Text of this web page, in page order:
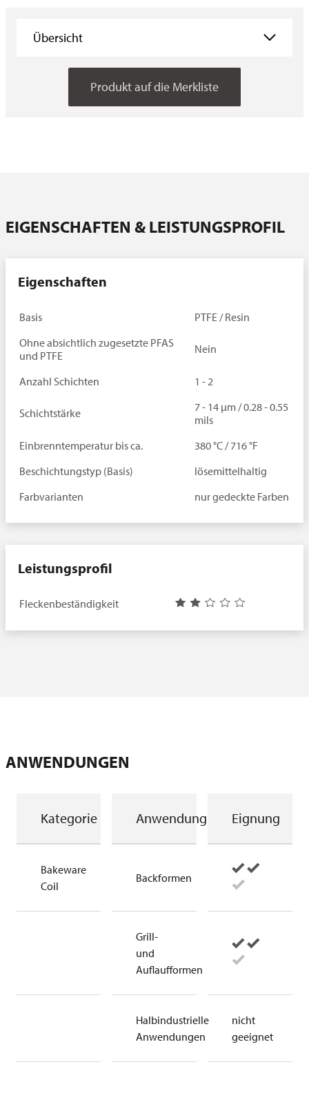
Übersicht
EigenschaftenProdukt auf die Merkliste
EIGENSCHAFTEN & LEISTUNGSPROFIL
Eigenschaften
Basis
PTFE / Resin
Ohne absichtlich zugesetzte PFAS
und PTFE
Nein
Anzahl Schichten 1 - 2
Schichtstärke
7 - 14 µm / 0.28 - 0.55
mils
Einbrenntemperatur bis ca.
380 °C / 716 °F
Beschichtungstyp (Basis)
lösemittelhaltig
Farbvarianten
nur gedeckte Farben
Leistungsprofil
Fleckenbeständigkeit
ANWENDUNGEN
Kategorie Anwendung Eignung
Bakeware
Coil
Backformen
Grill-
und
Auflaufformen
Halbindustrielle
Anwendungen
nicht
geeignet